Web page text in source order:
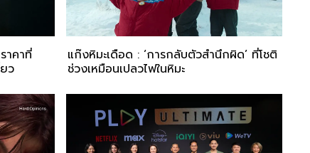
าคาที่
ว
แก๊งหิมะเดือด : ‘การกลับตัวสำนึกผิด’ ที่โชติ
ช่วงเหมือนเปลวไฟในหิมะ